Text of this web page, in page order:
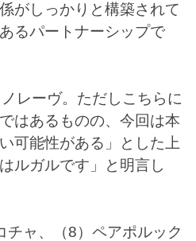
がしっかりと構築されて
るパートナーシップで
レーヴ。ただしこちらに
はあるものの、今回は本
可能性がある」とした上
ルガルです」と明言し
ャ、（8）ペアポルック